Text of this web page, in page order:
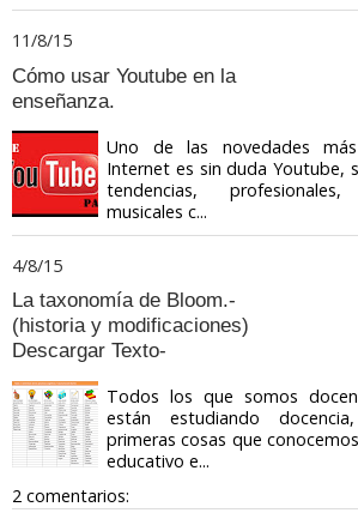
11/8/15
Cómo usar Youtube en la
enseñanza.
Uno de las novedades
Internet es sin duda Youtube,
tendencias,
musicales c...
4/8/15
La taxonomía de Bloom.-
(historia y modificaciones)
Descargar Texto-
Todos los que somos
están estudiando
primeras cosas que
educativo e...
2 comentarios: